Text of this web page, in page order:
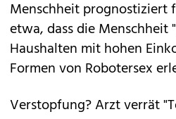
Menschheit prognostiziert
etwa, dass die Menschheit
Haushalten mit hohen
Formen von Robotersex
Verstopfung? Arzt verrät